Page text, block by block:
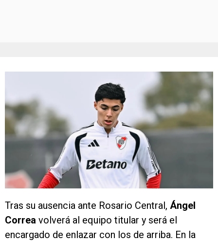
Tras su ausencia ante Rosario Central, Ángel
Correa volverá al equipo titular y será el
encargado de enlazar con los de arriba. En la